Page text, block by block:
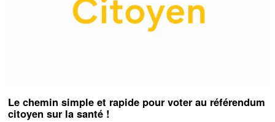
Le chemin simple et rapide pour voter au référendum
citoyen sur la santé !